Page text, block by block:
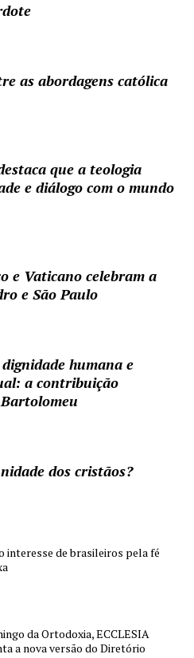
as abordagens católica
que a teologia
e diálogo com o mundo
e Vaticano celebram a
e São Paulo
humana e
a contribuição
dos cristãos?
interesse de brasileiros pela fé
da Ortodoxia, ECCLESIA
a nova versão do Diretório